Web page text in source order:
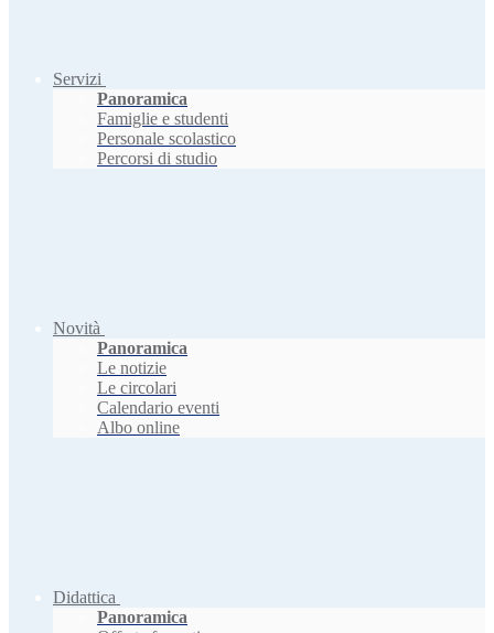
Servizi
Panoramica
Famiglie e studenti
Personale scolastico
Percorsi di studio
Novità
Panoramica
Le notizie
Le circolari
Calendario eventi
Albo online
Didattica
Panoramica